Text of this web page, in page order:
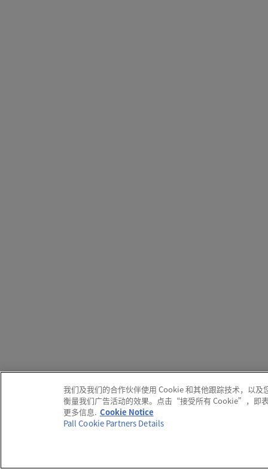
我们及我们的合作伙伴使用 Cookie 和其他跟踪技术，以
衡量我们广告活动的效果。点击“接受所有 Cookie”，即
更多信息. Cookie Notice
Pall Cookie Partners Details